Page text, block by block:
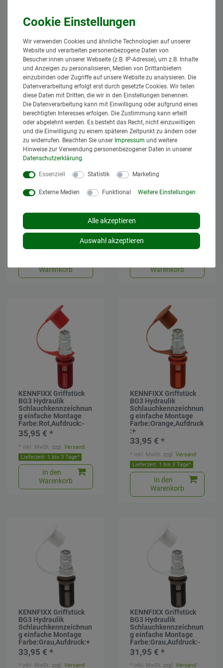
Lieferzeit: 1 bis 3 Tage*
In den
Warenkorb
inkl. MwSt. zzgl.Versand
In den
Warenkorb
*inkl. MwSt.
BG3 Hydraulik
Schlauchkennzeichnun
Farbe:Weiß,Aufdruck:+
Lieferzeit: 1 bis 3 Tage*
Warenkorb
inkl. MwSt.
BG3 Hydraulik
Schlauchkennzeichnun
Farbe:Lila,Aufdruck:+
32,95 € *
Warenkorb
KENNFIXX Griffstück
BG3 Hydraulik
Schlauchkennzeichnun
g einfache Montage
Farbe:Rot,Aufdruck:-
35,95 € *
Lieferzeit: 1 bis 3 Tage*
In den
Warenkorb
* inkl. MwSt. zzgl.Versand
KENNFIXX Griffstück
BG3 Hydraulik
Schlauchkennzeichnun
g einfache Montage
Farbe:Orange,Aufdruck
:+
33,95 € *
Lieferzeit: 1 bis 3 Tage*
In den
Warenkorb
* inkl. MwSt. zzgl.Versand
KENNFIXX Griffstück
BG3 Hydraulik
Schlauchkennzeichnun
g einfache Montage
Farbe:Grau,Aufdruck:+
33,95 € *
* inkl. MwSt. zzgl.Versand
KENNFIXX Griffstück
BG3 Hydraulik
Schlauchkennzeichnun
g einfache Montage
Farbe:Grau,Aufdruck:-
31,95 € *
* inkl. MwSt. zzgl.Versand
Wir verwenden Cookies und ähnliche Technologien auf unserer
Website und verarbeiten personenbezogene Daten von
Besucher:innen unserer Webseite (z.B. IP-Adresse), um z.B. Inhalte
und Anzeigen zu personalisieren, Medien von Drittanbietern
einzubinden oder Zugriffe auf unsere Website zu analysieren. Die
Datenverarbeitung erfolgt erst durch gesetzte Cookies. Wir teilen
diese Daten mit Dritten, die wir in den Einstellungen benennen.
Die Datenverarbeitung kann mit Einwilligung oder aufgrund eines
berechtigten Interesses erfolgen. Die Zustimmung kann erteilt
oder abgelehnt werden. Es besteht das Recht, nicht einzuwilligen
und die Einwilligung zu einem späteren Zeitpunkt zu ändern oder
zu widerrufen. Beachten Sie unser Impressum und weitere
Hinweise zur Verwendung personenbezogener Daten in unserer
Daten­schutz­erklärung.
Essenziell Statistik Marketing
Externe Medien Funktional Weitere Einstellungen
Alle akzeptieren
Auswahl akzeptieren